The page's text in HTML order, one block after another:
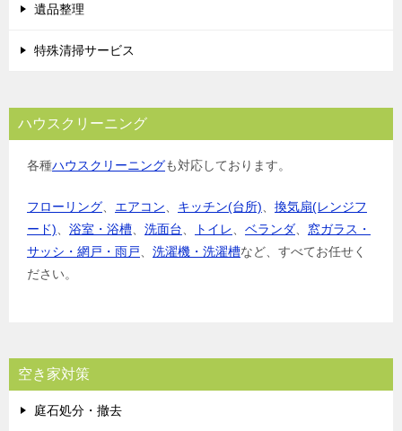
遺品整理
特殊清掃サービス
ハウスクリーニング
各種ハウスクリーニングも対応しております。
フローリング、 エアコン、 キッチン(台所)、 換気扇(レンジフ
ード)、 浴室・浴槽、 洗面台、 トイレ、 ベランダ、 窓ガラス・
サッシ・網戸・雨戸、 洗濯機・洗濯槽など、すべてお任せく
ださい。
空き家対策
庭石処分・撤去